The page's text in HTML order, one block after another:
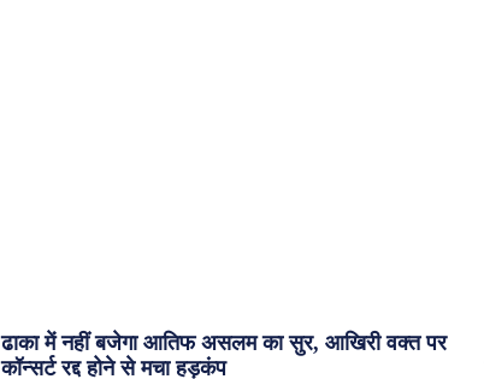
ढाका में नहीं बजेगा आतिफ असलम का सुर, आखिरी वक्त पर
कॉन्सर्ट रद्द होने से मचा हड़कंप